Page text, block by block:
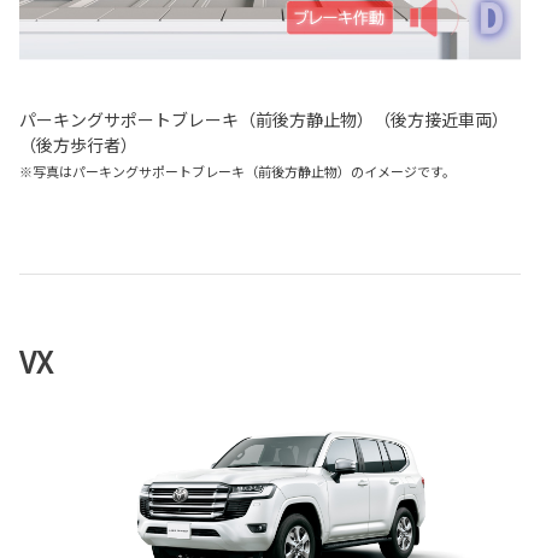
パーキングサポートブレーキ（前後方静止物）（後方接近車両）
（後方歩行者）
※写真はパーキングサポートブレーキ（前後方静止物）のイメージです。
VX